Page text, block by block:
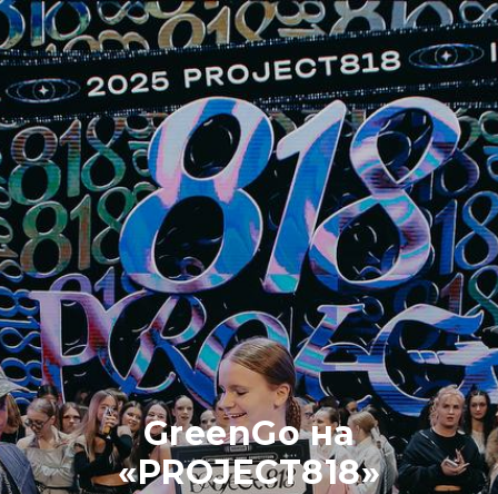
GreenGo на
«PROJECT818»